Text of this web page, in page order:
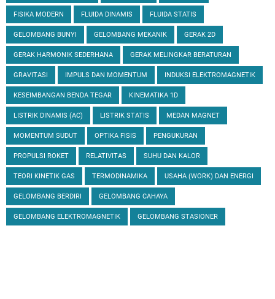
FISIKA MODERN FLUIDA DINAMIS FLUIDA STATIS
GELOMBANG BUNYI GELOMBANG MEKANIK GERAK 2D
GERAK HARMONIK SEDERHANA GERAK MELINGKAR BERATURAN
GRAVITASI IMPULS DAN MOMENTUM INDUKSI ELEKTROMAGNETIK
KESEIMBANGAN BENDA TEGAR KINEMATIKA 1D
LISTRIK DINAMIS (AC) LISTRIK STATIS MEDAN MAGNET
MOMENTUM SUDUT OPTIKA FISIS PENGUKURAN
PROPULSI ROKET RELATIVITAS SUHU DAN KALOR
TEORI KINETIK GAS TERMODINAMIKA USAHA (WORK) DAN ENERGI
GELOMBANG BERDIRI GELOMBANG CAHAYA
GELOMBANG ELEKTROMAGNETIK GELOMBANG STASIONER